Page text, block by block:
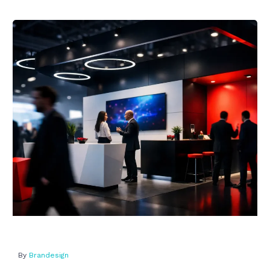
mejorar
la
visibilidad
de
tu
stand
corporativo
By Brandesign
BRANDING
Estrategia de Marca
Identidad Corporativa
Naming y Nomenclatura